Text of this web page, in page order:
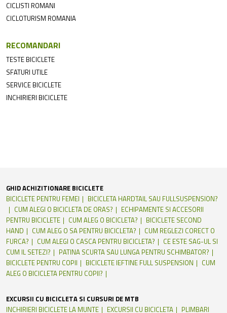
CICLISTI ROMANI
CICLOTURISM ROMANIA
RECOMANDARI
TESTE BICICLETE
SFATURI UTILE
SERVICE BICICLETE
INCHIRIERI BICICLETE
GHID ACHIZITIONARE BICICLETE
BICICLETE PENTRU FEMEI
BICICLETA HARDTAIL SAU FULLSUSPENSION?
CUM ALEGI O BICICLETA DE ORAS?
ECHIPAMENTE SI ACCESORII
PENTRU BICICLETE
CUM ALEG O BICICLETA?
BICICLETE SECOND
HAND
CUM ALEG O SA PENTRU BICICLETA?
CUM REGLEZI CORECT O
FURCA?
CUM ALEGI O CASCA PENTRU BICICLETA?
CE ESTE SAG-UL SI
CUM IL SETEZI?
PATINA SCURTA SAU LUNGA PENTRU SCHIMBATOR?
BICICLETE PENTRU COPII
BICICLETE IEFTINE FULL SUSPENSION
CUM
ALEG O BICICLETA PENTRU COPII?
EXCURSII CU BICICLETA SI CURSURI DE MTB
INCHIRIERI BICICLETE LA MUNTE
EXCURSII CU BICICLETA PLIMBARI